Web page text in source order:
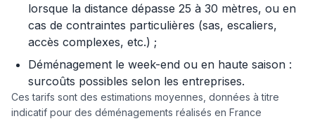
lorsque la distance dépasse 25 à 30 mètres, ou en
cas de contraintes particulières (sas, escaliers,
accès complexes, etc.) ;
Déménagement le week-end ou en haute saison :
surcoûts possibles selon les entreprises.
Ces tarifs sont des estimations moyennes, données à titre
indicatif pour des déménagements réalisés en France